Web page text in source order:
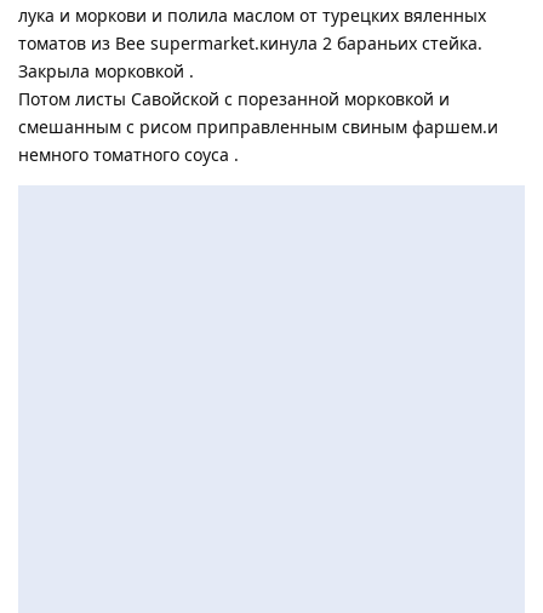
лука и моркови и полила маслом от турецких вяленных
томатов из Bee supermarket.кинула 2 бараньих стейка.
Закрыла морковкой .
Потом листы Савойской с порезанной морковкой и
смешанным с рисом приправленным свиным фаршем.и
немного томатного соуса .